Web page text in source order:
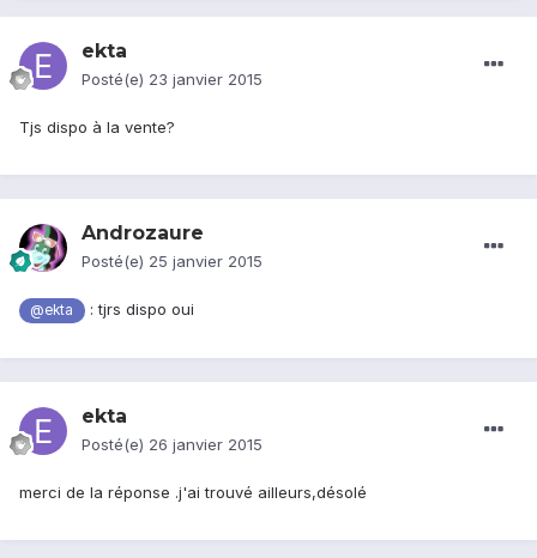
ekta
Posté(e) 23 janvier 2015
Tjs dispo à la vente?
Androzaure
Posté(e) 25 janvier 2015
@ekta : tjrs dispo oui
ekta
Posté(e) 26 janvier 2015
merci de la réponse .j'ai trouvé ailleurs,désolé